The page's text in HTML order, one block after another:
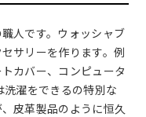
人です。ウォッシャブ
サリーを作ります。例
カバー、コンピュータ
濯をできるの特別な
皮革製品のように恒久